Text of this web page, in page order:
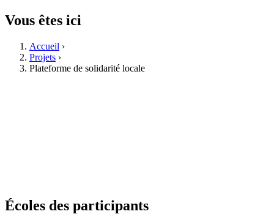
Vous êtes ici
Accueil ›
Projets ›
Plateforme de solidarité locale
Écoles des participants